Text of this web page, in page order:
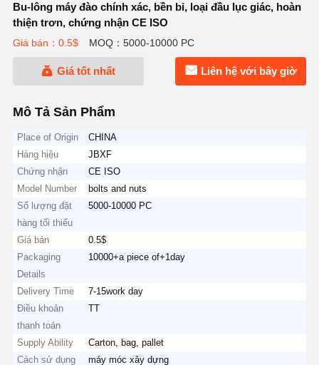
Bu-lông máy đào chính xác, bền bỉ, loại đầu lục giác, hoàn
thiện trơn, chứng nhận CE ISO
Giá bán：0.5$ MOQ：5000-10000 PC
Giá tốt nhất Liên hệ với bây giờ
Mô Tả Sản Phẩm
Place of Origin
CHINA
Hàng hiệu
JBXF
Chứng nhận
CE ISO
Model Number
bolts and nuts
Số lượng đặt
hàng tối thiểu
5000-10000 PC
Giá bán
0.5$
Packaging
Details
10000+a piece of+1day
Delivery Time
7-15work day
Điều khoản
thanh toán
TT
Supply Ability
Carton, bag, pallet
Cách sử dụng
máy móc xây dựng